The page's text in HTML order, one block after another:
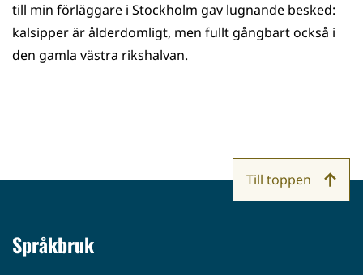
till min förläggare i Stockholm gav lugnande besked:
kalsipper är ålderdomligt, men fullt gångbart också i
den gamla västra rikshalvan.
Språkbruk
Till toppen